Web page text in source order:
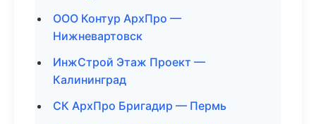
ООО Контур АрхПро —
Нижневартовск
ИнжСтрой Этаж Проект —
Калининград
СК АрхПро Бригадир — Пермь